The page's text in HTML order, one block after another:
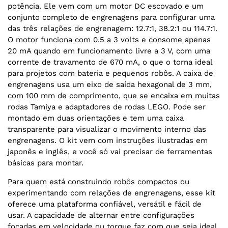
potência. Ele vem com um motor DC escovado e um
conjunto completo de engrenagens para configurar uma
das três relações de engrenagem: 12.7:1, 38.2:1 ou 114.7:1.
O motor funciona com 0.5 a 3 volts e consome apenas
20 mA quando em funcionamento livre a 3 V, com uma
corrente de travamento de 670 mA, o que o torna ideal
para projetos com bateria e pequenos robôs. A caixa de
engrenagens usa um eixo de saída hexagonal de 3 mm,
com 100 mm de comprimento, que se encaixa em muitas
rodas Tamiya e adaptadores de rodas LEGO. Pode ser
montado em duas orientações e tem uma caixa
transparente para visualizar o movimento interno das
engrenagens. O kit vem com instruções ilustradas em
japonês e inglês, e você só vai precisar de ferramentas
básicas para montar.
Para quem está construindo robôs compactos ou
experimentando com relações de engrenagens, esse kit
oferece uma plataforma confiável, versátil e fácil de
usar. A capacidade de alternar entre configurações